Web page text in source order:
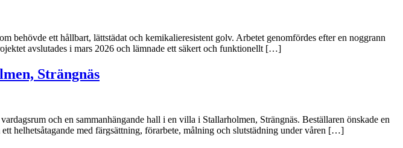
behövde ett hållbart, lättstädat och kemikalieresistent golv. Arbetet genomfördes efter en noggrann
avslutades i mars 2026 och lämnade ett säkert och funktionellt […]
Strängnäs
och en sammanhängande hall i en villa i Stallarholmen, Strängnäs. Beställaren önskade en
helhetsåtagande med färgsättning, förarbete, målning och slutstädning under våren […]